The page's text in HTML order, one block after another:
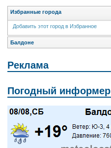
Избранные города
Добавить этот город в Избранное
Балдоне
Реклама
Погодный информер